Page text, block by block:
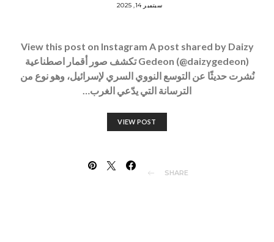
سبتمبر 14, 2025
View this post on Instagram A post shared by Daizy
Gedeon (@daizygedeon) تكشف صور أقمار اصطناعية
نُشرت حديثًا عن التوسع النووي السري لإسرائيل، وهو نوع من
الترسانة التي يدّعي الغرب…
VIEW POST
SHARE